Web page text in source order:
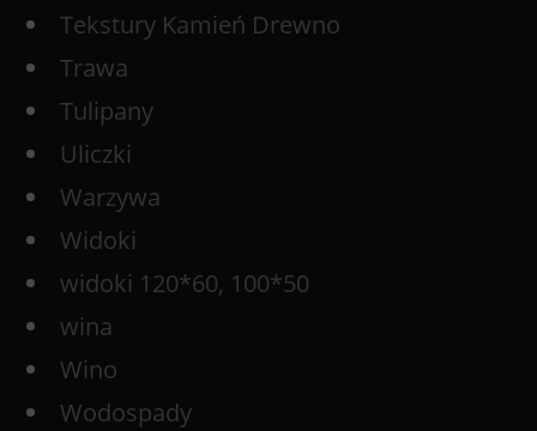
Tekstury Kamień Drewno
Trawa
Tulipany
Uliczki
Warzywa
Widoki
widoki 120*60, 100*50
wina
Wino
Wodospady